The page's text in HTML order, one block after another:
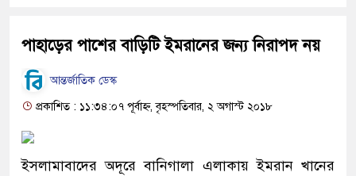
পাহাড়ের পাশের বাড়িটি ইমরানের জন্য নিরাপদ নয়
আন্তর্জাতিক ডেস্ক
প্রকাশিত : ১১:৩৪:০৭ পূর্বাহ্ন, বৃহস্পতিবার, ২ অগাস্ট ২০১৮
ইসলামাবাদের অদূরে বানিগালা এলাকায় ইমরান খানের